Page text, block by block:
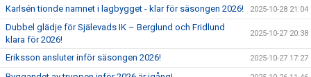
Karlsén tionde namnet i lagbygget - klar för säsongen 2026! 2025-10-28 21:04
Dubbel glädje för Själevads IK – Berglund och Fridlund
klara för 2026!
2025-10-27 20:38
Eriksson ansluter inför säsongen 2026! 2025-10-27 17:27